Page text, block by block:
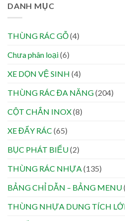
DANH MỤC
THÙNG RÁC GỖ(4)
Chưa phân loại(6)
XE DỌN VỆ SINH (4)
THÙNG RÁC ĐA NĂNG(204)
CỘT CHẮN INOX(8)
XE ĐẨY RÁC (65)
BỤC PHÁT BIỂU(2)
THÙNG RÁC NHỰA(135)
BẢNG CHỈ DẪN – BẢNG MENU
THÙNG NHỰA DUNG TÍCH